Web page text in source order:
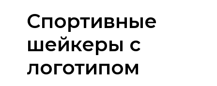
Спортивные
шейкеры с
логотипом